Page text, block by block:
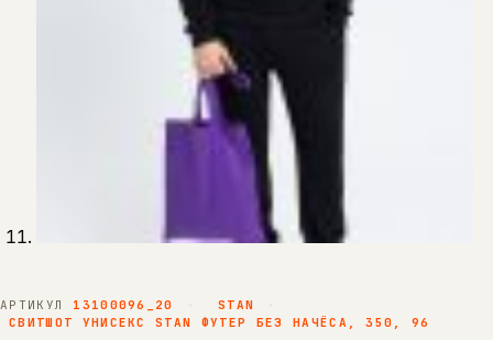
АРТИКУЛ 13100096_20 · STAN
·
СВИТШОТ УНИСЕКС STAN ФУТЕР БЕЗ НАЧЁСА, 350, 96